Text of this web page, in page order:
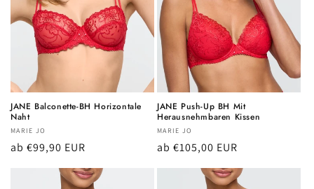
JANE Balconette-BH Horizontale
Naht
Anbieter:
MARIE JO
Normaler
ab €99,90 EUR
JANE Push-Up BH Mit
Herausnehmbaren Kissen
Anbieter:
MARIE JO
Normaler
ab €105,00 EUR